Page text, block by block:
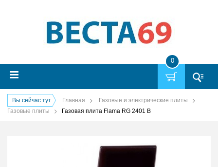
0
Вы сейчас тут Главная
Газовые и электрические плиты
Газовые плиты
Газовая плита Flama RG 2401 B